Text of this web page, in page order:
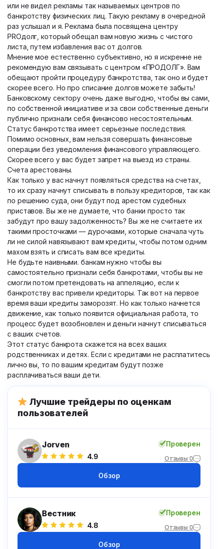
или не видел рекламы так называемых центров по
банкротству физических лиц. Такую рекламу в очередной
раз услышал и я. Реклама была посвящена центру
PROдолг, который обещал вам новую жизнь с чистого
листа, путем избавления вас от долгов.
Мнение мое естественно субъективно, но я искренне не
рекомендую вам связывать с центром «ПРОДОЛГ». Вам
обещают пройти процедуру банкротства, так оно и будет
скорее всего. Но про списание долгов можете забыть!
Банковскому сектору очень даже выгодно, чтобы вы сами,
по собственной инициативе и за свои собственные деньги
публично признали себя финансово несостоятельным.
Статус банкротства имеет серьезные последствия.
Помимо основных, вам нельзя совершать финансовые
операции без уведомления финансового управляющего.
Скорее всего у вас будет запрет на выезд из страны.
Счета арестованы.
Как только у вас начнут появляться средства на счетах,
то их сразу начнут списывать в пользу кредиторов, так как
по решению суда, они будут под арестом судебных
приставов. Вы же не думаете, что банки просто так
забудут про вашу задолженность? Вы же не считаете их
такими просточками — дурочками, которые сначала чуть
ли не силой навязывают вам кредиты, чтобы потом одним
махом взять и списать вам все кредиты.
Не будьте наивными. банкам нужно чтобы вы
самостоятельно признали себя банкротами, чтобы вы не
смогли потом претендовать на аппеляцию, если к
банкротству вас привели кредиторы. Так вот на первое
время ваши кредиты заморозят. Но как только начнется
движение, как только появится официальная работа, то
процесс будет возобновлен и деньги начнут списываться
с ваших счетов.
Этот статус банкрота скажется на всех ваших
родственниках и детях. Если с кредитами не расплатитесь
лично вы, то по вашим кредитам будут позже
расплачиваться ваши дети.
Лучшие трейдеры по оценкам
пользователей
Jorven
4.9
Проверен
Отзывы 0
Обзор
Вестник
4.8
Проверен
Отзывы 0
Обзор